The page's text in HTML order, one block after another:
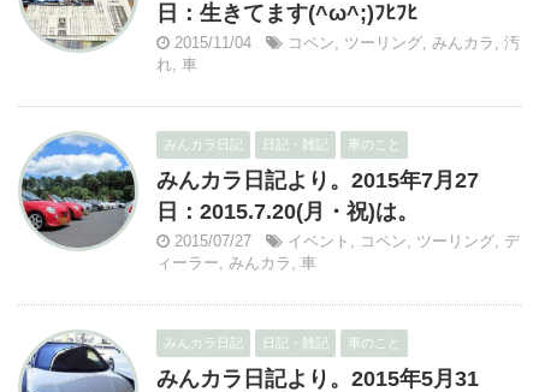
日：生きてます(^ω^;)ﾌﾋﾌﾋ
2015/11/04 コペン, ツーリング, みんカラ , 汚
れ, 車
みんカラ日記 日記・雑記 車のこと
みんカラ日記より。2015年7月27
日：2015.7.20(月・祝)は。
2015/07/27 イベント , コペン, ツーリング, デ
ィーラー, みんカラ , 車
みんカラ日記 日記・雑記 車のこと
みんカラ日記より。2015年5月31